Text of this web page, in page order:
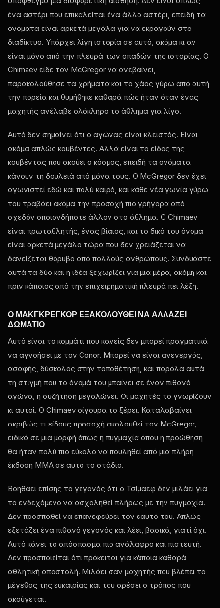
ένα αστέρι που επικαλείται ένα άλλο αστέρι, επειδή τα
ονόματα είναι αρκετά μεγάλα για να εκραγούν στο
διαδίκτυο. Υπάρχει λίγη ιστορία σε αυτό, ακόμα κι αν
είναι μόνο από την πλευρά των οπαδών της ιστορίας. Ο
Chimaev είδε τον McGregor να ανεβαίνει,
παρακολούθησε τα χρήματα και το χάος γύρω από αυτή
την πορεία και θυμήθηκε καθαρά πώς ήταν όταν ένας
μαχητής ανέλαβε ολόκληρο το άθλημα για λίγο.
Αυτό δεν σημαίνει ότι ο αγώνας είναι κλειστός. Είναι
ακόμα απλώς κουβέντες. Αλλά είναι το είδος της
κουβέντας που ακούει ο κόσμος, επειδή τα ονόματα
κάνουν τη δουλειά από μόνα τους. Ο McGregor δεν έχει
αγωνιστεί εδώ και πολύ καιρό, και κάθε νέα γωνία γύρω
του τραβάει ακόμα την προσοχή πιο γρήγορα από
σχεδόν οποιονδήποτε άλλον στο άθλημα. Ο Chimaev
είναι πρωταθλητής, ένας βίαιος, και το δικό του όνομα
είναι αρκετά μεγάλο τώρα που δεν χρειάζεται να
δανείζεται θόρυβο από πολλούς ανθρώπους. Συνδυάστε
αυτά τα δύο και η ιδέα ξεχωρίζει για μια μέρα, ακόμη και
πριν κάποιος από την επιχειρηματική πλευρά πει λέξη.
Ο ΜΑΚΓΚΡΈΓΚΟΡ ΕΞΑΚΟΛΟΥΘΕΊ ΝΑ ΑΛΛΆΖΕΙ
ΔΩΜΆΤΙΟ
Αυτό είναι το κομμάτι που κανείς δεν μπορεί πραγματικά
να αγνοήσει με τον Conor. Μπορεί να είναι ανενεργός,
ασαφής, δύσκολος στην τοποθέτηση, και παρόλα αυτά
τη στιγμή που το όνομά του μπαίνει σε έναν πιθανό
αγώνα, η συζήτηση μεγαλώνει. Οι μαχητές το γνωρίζουν
κι αυτοί. Ο Chimaev σίγουρα το ξέρει. Καταλαβαίνει
ακριβώς τι είδους προσοχή ακολουθεί τον McGregor,
ειδικά σε μια μορφή όπως η πυγμαχία όπου η προώθηση
θα ήταν πολύ πιο εύκολο να πουληθεί από μια πλήρη
έκδοση MMA σε αυτό το στάδιο.
Βοηθάει επίσης το γεγονός ότι ο Τσίμαεφ δεν μιλάει για
το ενδεχόμενο να ασχοληθεί πλήρως με την πυγμαχία.
Δεν προσπαθεί να επανεφεύρει τον εαυτό του. Απλώς
εξετάζει ένα πιθανό γεγονός και λέει, βασικά, γιατί όχι.
Αυτό κάνει το απόσπασμα πιο ανάλαφρο και πιστευτή.
Δεν προσποιείται ότι πρόκειται για κάποια καθαρά
αθλητική αποστολή. Μιλάει σαν μαχητής που βλέπει το
μέγεθος της ευκαιρίας και του αρέσει ο τρόπος που
ακούγεται.